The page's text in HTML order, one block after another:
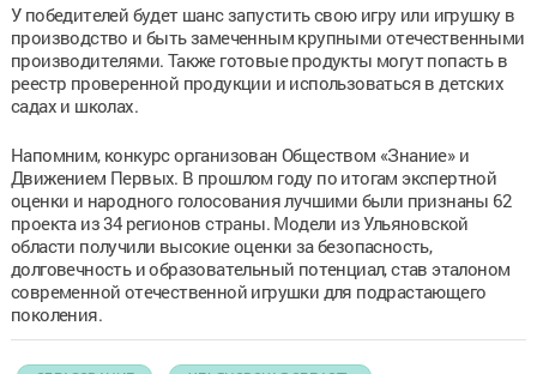
У победителей будет шанс запустить свою игру или игрушку в
производство и быть замеченным крупными отечественными
производителями. Также готовые продукты могут попасть в
реестр проверенной продукции и использоваться в детских
садах и школах.
Напомним, конкурс организован Обществом «Знание» и
Движением Первых. В прошлом году по итогам экспертной
оценки и народного голосования лучшими были признаны 62
проекта из 34 регионов страны. Модели из Ульяновской
области получили высокие оценки за безопасность,
долговечность и образовательный потенциал, став эталоном
современной отечественной игрушки для подрастающего
поколения.